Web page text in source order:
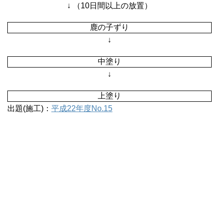
↓ （10日間以上の放置）
鹿の子ずり
↓
中塗り
↓
上塗り
出題(施工)： 平成22年度No.15